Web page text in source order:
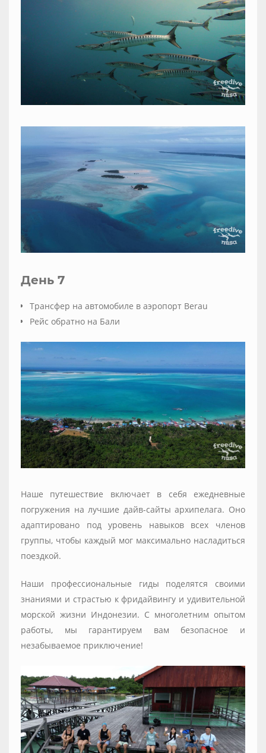
День 7
Трансфер на автомобиле в аэропорт Berau
Рейс обратно на Бали
Наше путешествие включает в себя ежедневные
погружения на лучшие дайв-сайты архипелага. Оно
адаптировано под уровень навыков всех членов
группы, чтобы каждый мог максимально насладиться
поездкой.
Наши профессиональные гиды поделятся своими
знаниями и страстью к фридайвингу и удивительной
морской жизни Индонезии. С многолетним опытом
работы, мы гарантируем вам безопасное и
незабываемое приключение!